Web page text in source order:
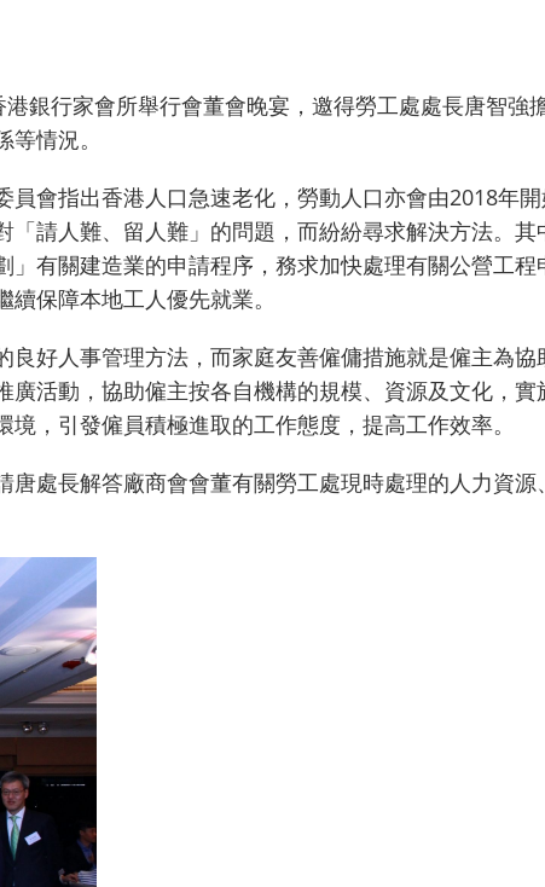
銀行家會所舉行會董會晚宴，邀得勞工處處長唐智強
等情況。
會指出香港人口急速老化，勞動人口亦會由2018年
請人難、留人難」的問題，而紛紛尋求解決方法。
有關建造業的申請程序，務求加快處理有關公營工
保障本地工人優先就業。
好人事管理方法，而家庭友善僱傭措施就是僱主為
活動，協助僱主按各自機構的規模、資源及文化，
，引發僱員積極進取的工作態度，提高工作效率。
處長解答廠商會會董有關勞工處現時處理的人力資源